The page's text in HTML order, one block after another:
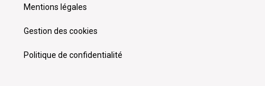
Mentions légales
Gestion des cookies
Politique de confidentialité